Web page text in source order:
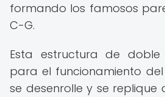
formando los famosos
C-G.
Esta estructura de
para el funcionamiento del
se desenrolle y se replique